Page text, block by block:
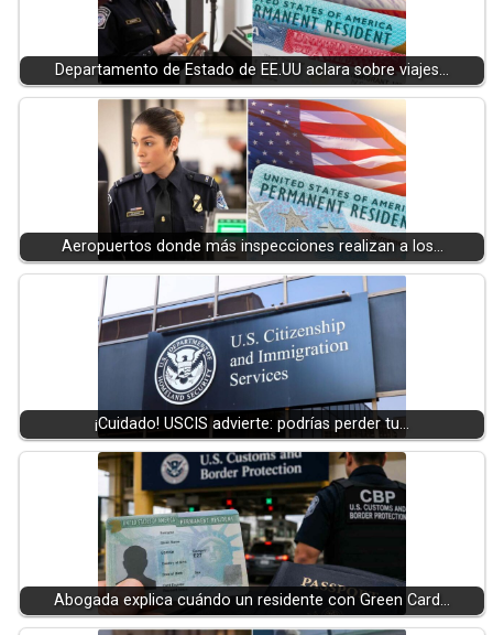
Departamento de Estado de EE.UU aclara sobre viajes…
Aeropuertos donde más inspecciones realizan a los…
¡Cuidado! USCIS advierte: podrías perder tu…
Abogada explica cuándo un residente con Green Card…